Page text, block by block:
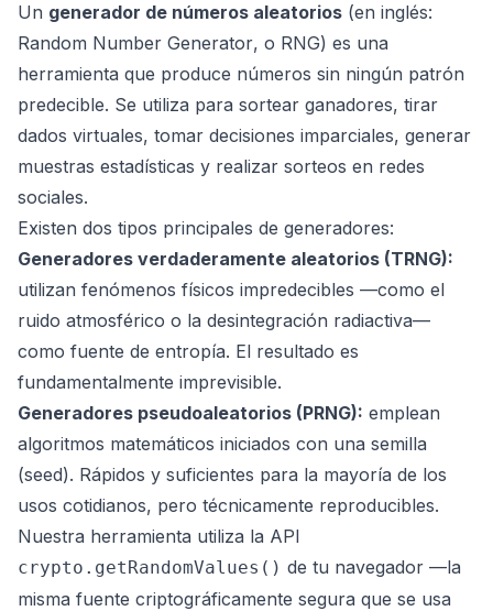
Un generador de números aleatorios (en inglés:
Random Number Generator, o RNG) es una
herramienta que produce números sin ningún patrón
predecible. Se utiliza para sortear ganadores, tirar
dados virtuales, tomar decisiones imparciales, generar
muestras estadísticas y realizar sorteos en redes
sociales.
Existen dos tipos principales de generadores:
Generadores verdaderamente aleatorios (TRNG):
utilizan fenómenos físicos impredecibles —como el
ruido atmosférico o la desintegración radiactiva—
como fuente de entropía. El resultado es
fundamentalmente imprevisible.
Generadores pseudoaleatorios (PRNG): emplean
algoritmos matemáticos iniciados con una semilla
(seed). Rápidos y suficientes para la mayoría de los
usos cotidianos, pero técnicamente reproducibles.
Nuestra herramienta utiliza la API
crypto.getRandomValues() de tu navegador —la
misma fuente criptográficamente segura que se usa